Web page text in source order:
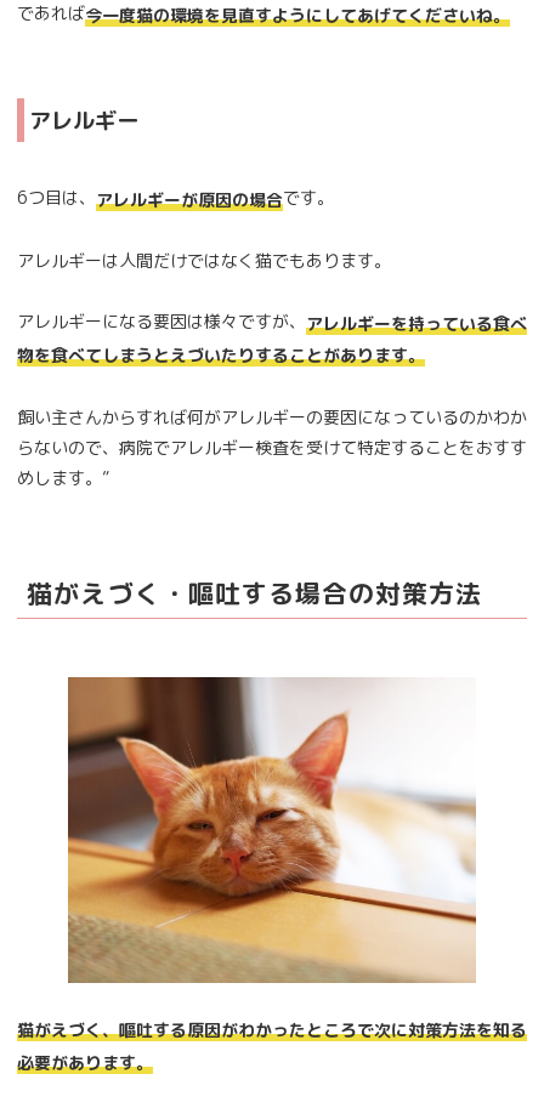
であれば今一度猫の環境を見直すようにしてあげてくださいね。
アレルギー
6つ目は、 アレルギーが原因の場合です。
アレルギーは人間だけではなく猫でもあります。
アレルギーになる要因は様々ですが、 アレルギーを持っている食べ
物を食べてしまうとえづいたりすることがあります。
飼い主さんからすれば何がアレルギーの要因になっているのかわか
らないので、病院でアレルギー検査を受けて特定することをおすす
めします。”
猫がえづく・嘔吐する場合の対策方法
猫がえづく、嘔吐する原因がわかったところで次に対策方法を知る
必要があります。